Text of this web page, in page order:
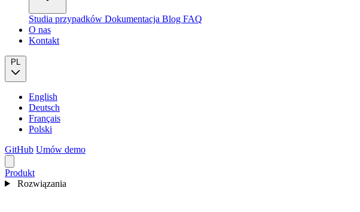
Studia przypadków Dokumentacja Blog FAQ
O nas
Kontakt
PL
English
Deutsch
Français
Polski
GitHub Umów demo
Produkt
Rozwiązania